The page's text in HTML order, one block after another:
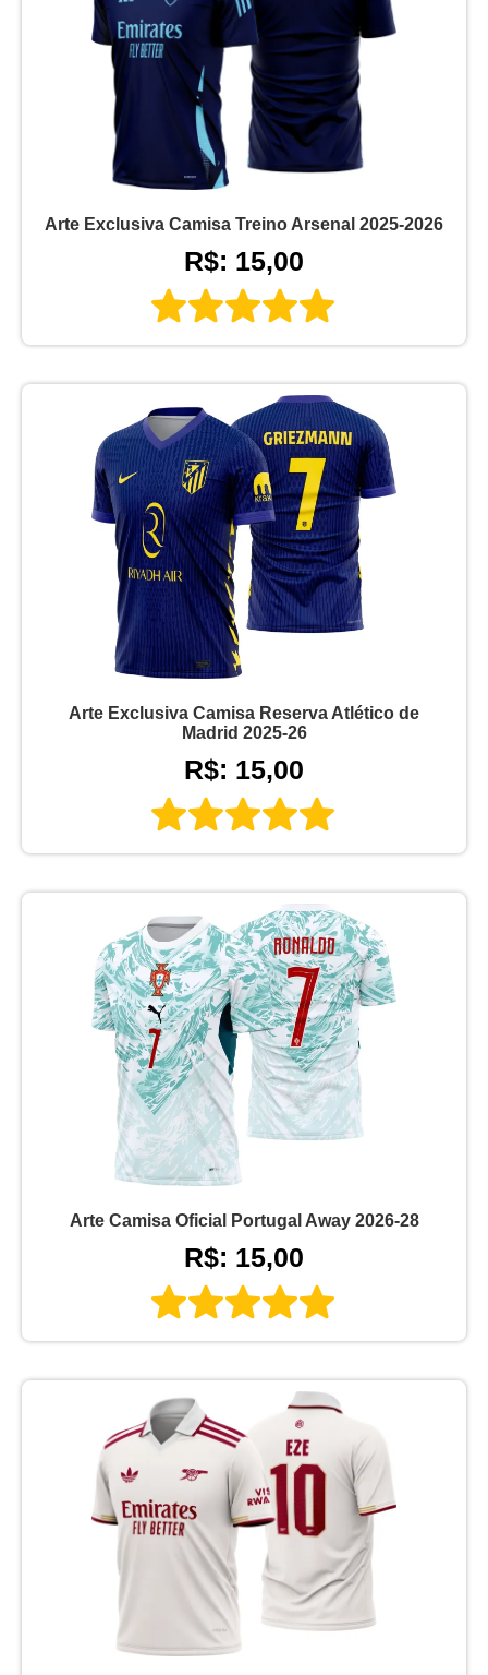
Arte Exclusiva Camisa Treino Arsenal 2025-2026
R$: 15,00
Arte Exclusiva Camisa Reserva Atlético de
Madrid 2025-26
R$: 15,00
Arte Camisa Oficial Portugal Away 2026-28
R$: 15,00